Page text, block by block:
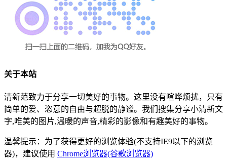
关于本站
清新范致力于分享一切美好的事物。这里没有喧哗烦扰，只有
简单的爱、恣意的自由与超脱的静谧。我们搜集分享小清新文
字,唯美的图片,温暖的声音,精彩的影像和有趣美好的事物。
温馨提示：为了获得更好的浏览体验(不支持IE9以下的浏览
器)，建议使用 Chrome浏览器(谷歌浏览器)